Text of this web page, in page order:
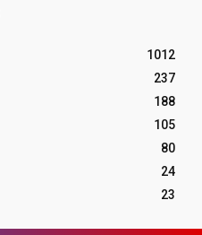
1012
237
188
105
80
24
23